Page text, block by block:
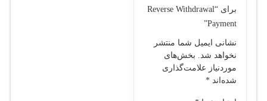
برای “Reverse Withdrawal
Payment”
نشانی ایمیل شما منتشر
نخواهد شد.
بخش‌های
موردنیاز علامت‌گذاری
شده‌اند *